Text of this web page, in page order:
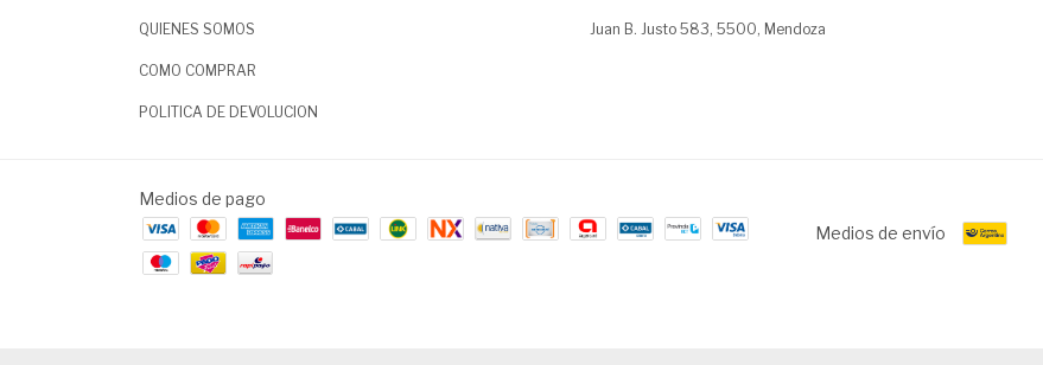
QUIENES SOMOS
COMO COMPRAR
POLITICA DE DEVOLUCION
Juan B. Justo 583, 5500, Mendoza
Medios de pago
Medios de envío